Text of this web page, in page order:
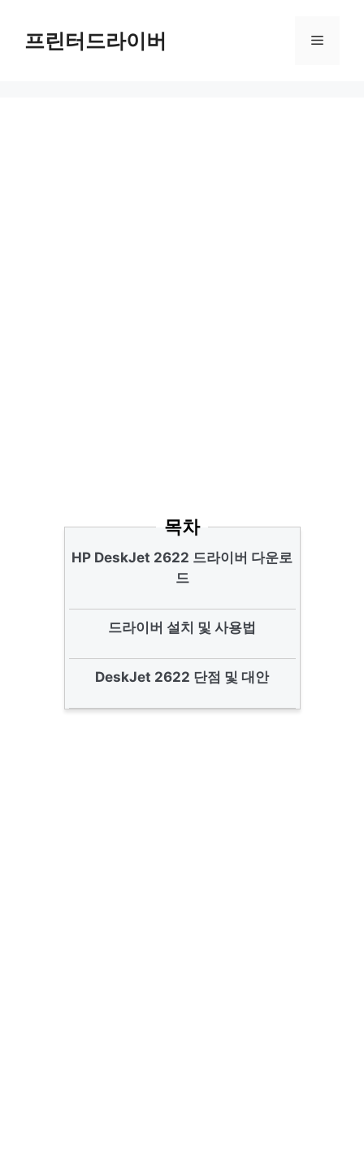
content프린터드라이버 Menu
목차
HP DeskJet 2622 드라이버 다운로
드
드라이버 설치 및 사용법
DeskJet 2622 단점 및 대안